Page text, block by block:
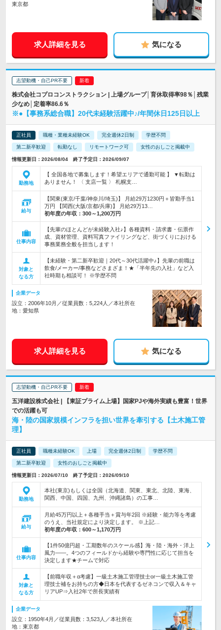
東京都
求人詳細を見る 気になる
志望動機・自己PR不要
株式会社コプロコンストラクション | 上場グループ│育休取得率98％│残業
少なめ│定着率86.6％
※●【事務系総合職】20代未経験活躍中♪/年間休日125日以上
正社員 職種・業種未経験OK 完全週休2日制 学歴不問
第二新卒歓迎 転勤なし リモートワーク可 女性のおしごと掲載中
情報更新日：2026/08/04 終了予定日：2026/09/07
勤務地
【 全国各地で募集します！希望エリアで通勤可能 】 ▼転勤は
ありません！ 〈 支店一覧 〉 札幌支…
給与
【関東(東京/千葉/神奈川/埼玉)】 月給29万1230円＋皆勤手当1
万円 【関西(大阪/京都/兵庫)】 月給29万13…
初年度の年収： 300～1,200万円
仕事内容
【先輩のほとんどが未経験入社♪】各種資料・請求書・伝票作
成、資材管理、資料写真ファイリングなど、街づくりにおける
事務業務全般を担当します！
対象と
なる方
【未経験・第二新卒歓迎｜20代～30代活躍中♪】先輩の前職は
飲食/メーカー/事務などさまざま！★「半年先の入社」など入
社時期も相談可！ ※学歴不問
企業データ
設立：2006年10月／従業員数：5,224人／本社所在
地：愛知県
求人詳細を見る 気になる
志望動機・自己PR不要
五洋建設株式会社 | 【東証プライム上場】国家PJや海外実績も豊富！世界
での活躍も可
海・陸の国家規模インフラを担い世界を牽引する【土木施工管
理】
正社員 職種未経験OK 上場 完全週休2日制 学歴不問
第二新卒歓迎 女性のおしごと掲載中
情報更新日：2026/07/10 終了予定日：2026/09/10
勤務地
本社(東京)もしくは全国（北海道、関東、東北、北陸、東海、
関西、中国、四国、九州、沖縄諸島）の工事…
給与
月給45万円以上＋各種手当＋賞与年2回 ※経験・能力等を考慮
のうえ、当社規定により決定します。 ※上記…
初年度の年収： 600～1,170万円
仕事内容
【1件50億円超・工期数年のスケール感】海・陸・海外・洋上
風力――。4つのフィールドから経験や専門性に応じて担当を
決定します★チームで対応
対象と
なる方
【前職年収＋α考慮】一級土木施工管理技士or一級土木施工管
理技士補をお持ちの方◆日本を代表するゼネコンで収入＆キャ
リアUP⇒入社2年で所長実績有
企業データ
設立：1950年4月／従業員数：3,523人／本社所在
地：東京都